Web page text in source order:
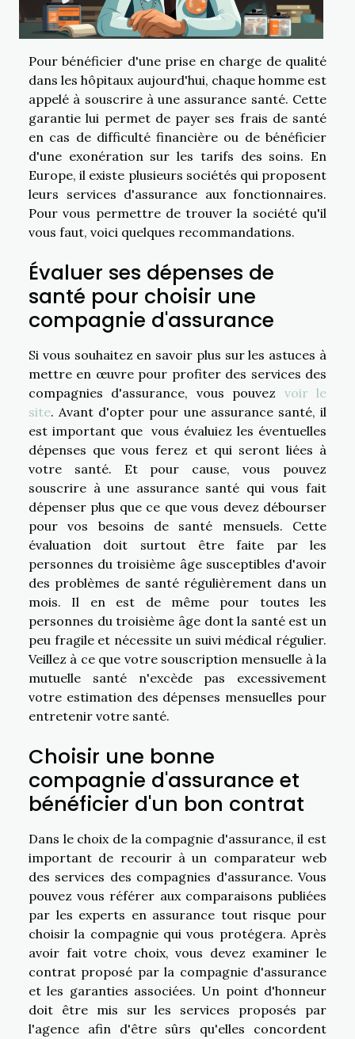
Pour bénéficier d'une prise en charge de qualité
dans les hôpitaux aujourd'hui, chaque homme est
appelé à souscrire à une assurance santé. Cette
garantie lui permet de payer ses frais de santé
en cas de difficulté financière ou de bénéficier
d'une exonération sur les tarifs des soins. En
Europe, il existe plusieurs sociétés qui proposent
leurs services d'assurance aux fonctionnaires.
Pour vous permettre de trouver la société qu'il
vous faut, voici quelques recommandations.
Évaluer ses dépenses de
santé pour choisir une
compagnie d'assurance
Si vous souhaitez en savoir plus sur les astuces à
mettre en œuvre pour profiter des services des
compagnies d'assurance, vous pouvez voir le
site. Avant d'opter pour une assurance santé, il
est important que vous évaluiez les éventuelles
dépenses que vous ferez et qui seront liées à
votre santé. Et pour cause, vous pouvez
souscrire à une assurance santé qui vous fait
dépenser plus que ce que vous devez débourser
pour vos besoins de santé mensuels. Cette
évaluation doit surtout être faite par les
personnes du troisième âge susceptibles d'avoir
des problèmes de santé régulièrement dans un
mois. Il en est de même pour toutes les
personnes du troisième âge dont la santé est un
peu fragile et nécessite un suivi médical régulier.
Veillez à ce que votre souscription mensuelle à la
mutuelle santé n'excède pas excessivement
votre estimation des dépenses mensuelles pour
entretenir votre santé.
Choisir une bonne
compagnie d'assurance et
bénéficier d'un bon contrat
Dans le choix de la compagnie d'assurance, il est
important de recourir à un comparateur web
des services des compagnies d'assurance. Vous
pouvez vous référer aux comparaisons publiées
par les experts en assurance tout risque pour
choisir la compagnie qui vous protégera. Après
avoir fait votre choix, vous devez examiner le
contrat proposé par la compagnie d'assurance
et les garanties associées. Un point d'honneur
doit être mis sur les services proposés par
l'agence afin d'être sûrs qu'elles concordent